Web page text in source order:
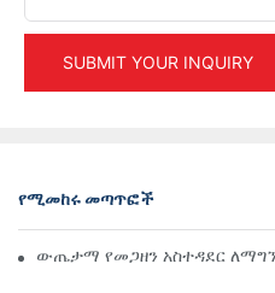
SUBMIT YOUR INQUIRY
የሚመከሩ መጣጥፎች
ውጤታማ የመጋዘን አስተዳደር